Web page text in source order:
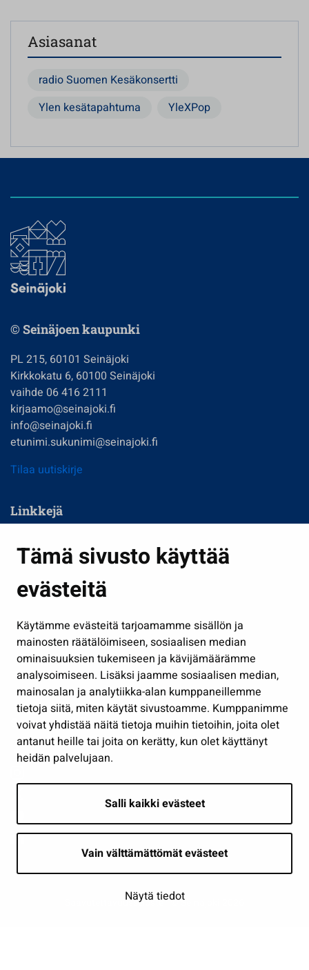
Tämä sivusto käyttää
evästeitä
Käytämme evästeitä tarjoamamme sisällön ja
mainosten räätälöimiseen, sosiaalisen median
ominaisuuksien tukemiseen ja kävijämäärämme
analysoimiseen. Lisäksi jaamme sosiaalisen median,
mainosalan ja analytiikka-alan kumppaneillemme
tietoja siitä, miten käytät sivustoamme. Kumppanimme
voivat yhdistää näitä tietoja muihin tietoihin, joita olet
antanut heille tai joita on kerätty, kun olet käyttänyt
heidän palvelujaan.
Salli kaikki evästeet
Vain välttämättömät evästeet
Näytä tiedot
Asiasanat
radio Suomen Kesäkonsertti
Ylen kesätapahtuma
YleXPop
© Seinäjoen kaupunki
PL 215, 60101 Seinäjoki
Kirkkokatu 6, 60100 Seinäjoki
vaihde 06 416 2111
kirjaamo@seinajoki.fi
info@seinajoki.fi
etunimi.sukunimi@seinajoki.fi
Tilaa uutiskirje
Linkkejä
Kasvatus ja opetus
Kulttuuri ja liikunta
Työ ja yrittäminen
Osallistu ja asioi
Näytä omat evästeasetukseni
Seuraa meitä
Saavutettavuusseloste | © Seinäjoki 2026